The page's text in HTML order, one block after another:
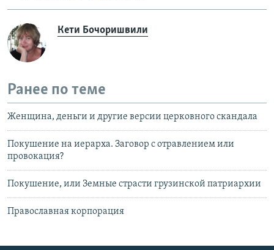
Кети Бочоришвили
Ранее по теме
Женщина, деньги и другие версии церковного скандала
Покушение на иерарха. Заговор с отравлением или
провокация?
Покушение, или Земные страсти грузинской патриархии
Православная корпорация